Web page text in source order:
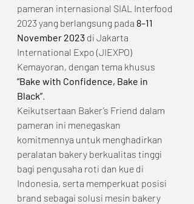
pameran internasional SIAL Interfood
2023 yang berlangsung pada 8–11
November 2023 di Jakarta
International Expo (JIEXPO)
Kemayoran, dengan tema khusus
“Bake with Confidence, Bake in
Black”
Keikutsertaan Baker’s Friend dalam
pameran ini menegaskan
komitmennya untuk menghadirkan
peralatan bakery berkualitas tinggi
bagi pengusaha roti dan kue di
Indonesia, serta memperkuat posisi
brand sebagai solusi mesin bakery